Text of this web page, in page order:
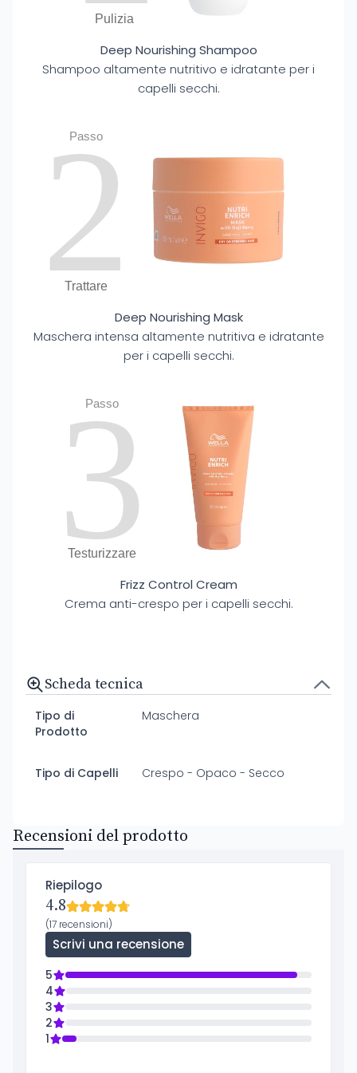
Pulizia
Deep Nourishing Shampoo
Shampoo altamente nutritivo e idratante per i
capelli secchi.
Passo
2
Trattare
Deep Nourishing Mask
Maschera intensa altamente nutritiva e idratante
per i capelli secchi.
Passo
3
Testurizzare
Frizz Control Cream
Crema anti-crespo per i capelli secchi.
Scheda tecnica
Tipo di
Prodotto
Maschera
Tipo di Capelli Crespo - Opaco - Secco
Recensioni del prodotto
Riepilogo
4.8
(17 recensioni)
Scrivi una recensione
5
4
3
2
1